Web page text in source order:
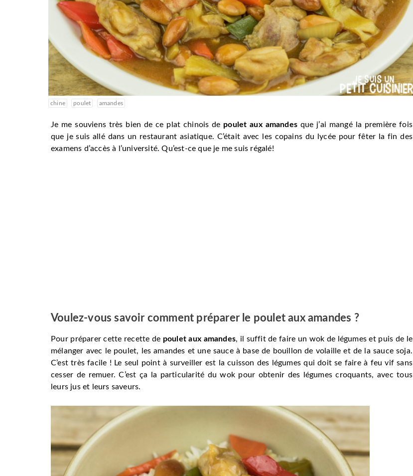
chine poulet amandes
Je me souviens très bien de ce plat chinois de poulet aux amandes que j’ai mangé la première fois
que je suis allé dans un restaurant asiatique. C’était avec les copains du lycée pour fêter la fin des
examens d’accès à l’université. Qu’est-ce que je me suis régalé!
Voulez-vous savoir comment préparer le poulet aux amandes ?
Pour préparer cette recette de poulet aux amandes, il suffit de faire un wok de légumes et puis de le
mélanger avec le poulet, les amandes et une sauce à base de bouillon de volaille et de la sauce soja.
C’est très facile ! Le seul point à surveiller est la cuisson des légumes qui doit se faire à feu vif sans
cesser de remuer. C’est ça la particularité du wok pour obtenir des légumes croquants, avec tous
leurs jus et leurs saveurs.